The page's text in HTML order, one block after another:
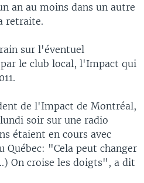
an au moins dans un autre
retraite.
sur l'éventuel
le club local, l'Impact qui
de l'Impact de Montréal,
soir sur une radio
étaient en cours avec
Québec: "Cela peut changer
On croise les doigts", a dit